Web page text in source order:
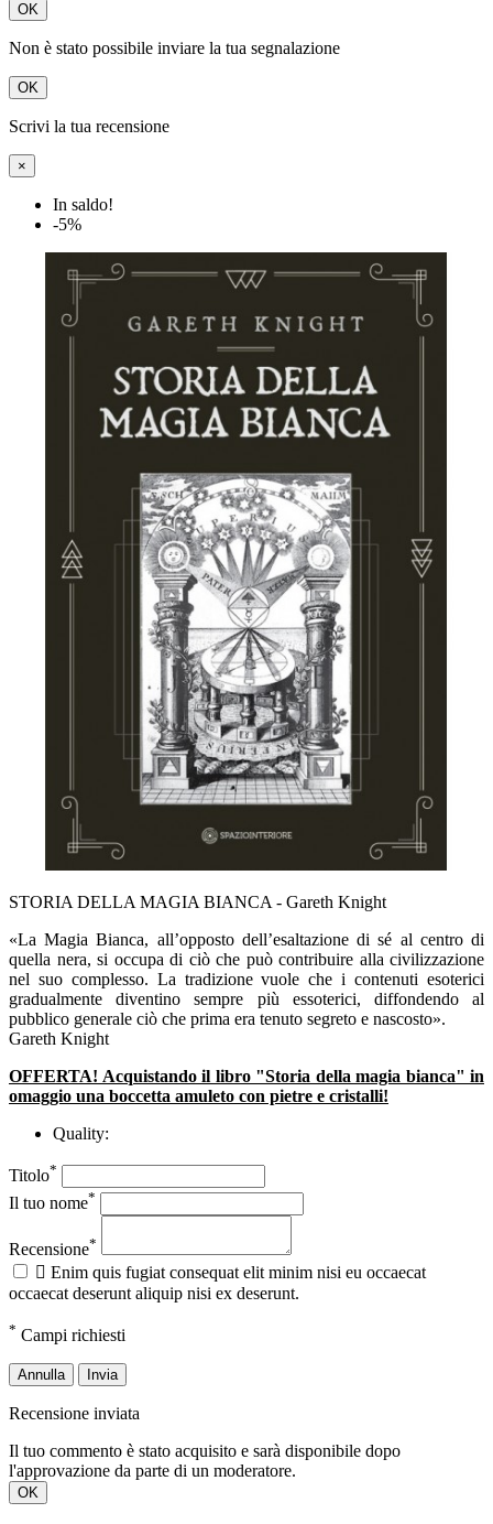
OK
Non è stato possibile inviare la tua segnalazione
OK
Scrivi la tua recensione
×
In saldo!
-5%
STORIA DELLA MAGIA BIANCA - Gareth Knight
«La Magia Bianca, all’opposto dell’esaltazione di sé al centro di
quella nera, si occupa di ciò che può contribuire alla civilizzazione
nel suo complesso. La tradizione vuole che i contenuti esoterici
gradualmente diventino sempre più essoterici, diffondendo al
pubblico generale ciò che prima era tenuto segreto e nascosto».
Gareth Knight
OFFERTA! Acquistando il libro "Storia della magia bianca" in
omaggio una boccetta amuleto con pietre e cristalli!
Quality:
Titolo*
Il tuo nome*
Recensione*
 Enim quis fugiat consequat elit minim nisi eu occaecat
occaecat deserunt aliquip nisi ex deserunt.
* Campi richiesti
Annulla Invia
Recensione inviata
Il tuo commento è stato acquisito e sarà disponibile dopo
l'approvazione da parte di un moderatore.
OK